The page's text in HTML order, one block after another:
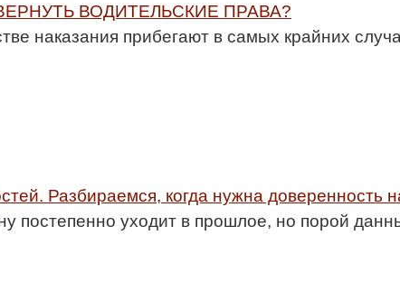
ВОДИТЕЛЬСКИЕ ПРАВА?
наказания прибегают в самых крайних
Разбираемся, когда нужна доверенность
постепенно уходит в прошлое, но порой